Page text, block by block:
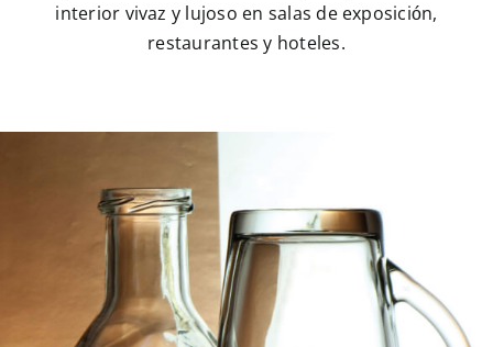
interior vivaz y lujoso en salas de exposición,
restaurantes y hoteles.